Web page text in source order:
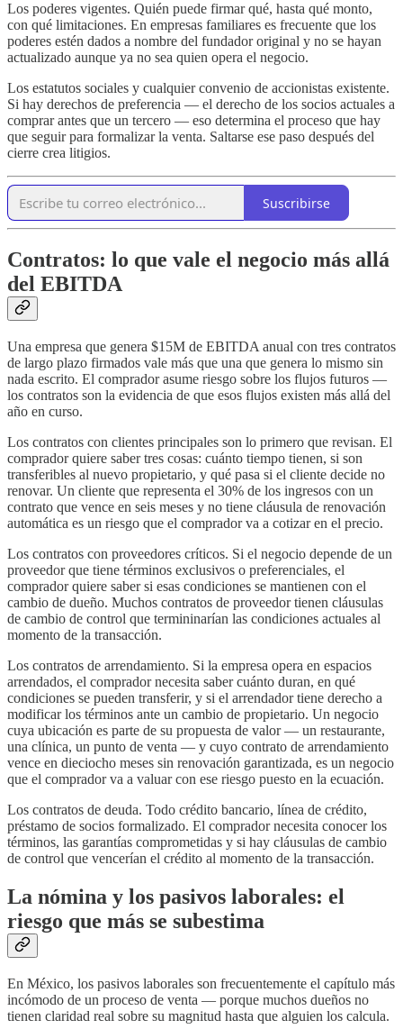
Los poderes vigentes. Quién puede firmar qué, hasta qué monto,
con qué limitaciones. En empresas familiares es frecuente que los
poderes estén dados a nombre del fundador original y no se hayan
actualizado aunque ya no sea quien opera el negocio.
Los estatutos sociales y cualquier convenio de accionistas existente.
Si hay derechos de preferencia — el derecho de los socios actuales a
comprar antes que un tercero — eso determina el proceso que hay
que seguir para formalizar la venta. Saltarse ese paso después del
cierre crea litigios.
Suscribirse
Contratos: lo que vale el negocio más allá
del EBITDA
Una empresa que genera $15M de EBITDA anual con tres contratos
de largo plazo firmados vale más que una que genera lo mismo sin
nada escrito. El comprador asume riesgo sobre los flujos futuros —
los contratos son la evidencia de que esos flujos existen más allá del
año en curso.
Los contratos con clientes principales son lo primero que revisan. El
comprador quiere saber tres cosas: cuánto tiempo tienen, si son
transferibles al nuevo propietario, y qué pasa si el cliente decide no
renovar. Un cliente que representa el 30% de los ingresos con un
contrato que vence en seis meses y no tiene cláusula de renovación
automática es un riesgo que el comprador va a cotizar en el precio.
Los contratos con proveedores críticos. Si el negocio depende de un
proveedor que tiene términos exclusivos o preferenciales, el
comprador quiere saber si esas condiciones se mantienen con el
cambio de dueño. Muchos contratos de proveedor tienen cláusulas
de cambio de control que termininarían las condiciones actuales al
momento de la transacción.
Los contratos de arrendamiento. Si la empresa opera en espacios
arrendados, el comprador necesita saber cuánto duran, en qué
condiciones se pueden transferir, y si el arrendador tiene derecho a
modificar los términos ante un cambio de propietario. Un negocio
cuya ubicación es parte de su propuesta de valor — un restaurante,
una clínica, un punto de venta — y cuyo contrato de arrendamiento
vence en dieciocho meses sin renovación garantizada, es un negocio
que el comprador va a valuar con ese riesgo puesto en la ecuación.
Los contratos de deuda. Todo crédito bancario, línea de crédito,
préstamo de socios formalizado. El comprador necesita conocer los
términos, las garantías comprometidas y si hay cláusulas de cambio
de control que vencerían el crédito al momento de la transacción.
La nómina y los pasivos laborales: el
riesgo que más se subestima
En México, los pasivos laborales son frecuentemente el capítulo más
incómodo de un proceso de venta — porque muchos dueños no
tienen claridad real sobre su magnitud hasta que alguien los calcula.